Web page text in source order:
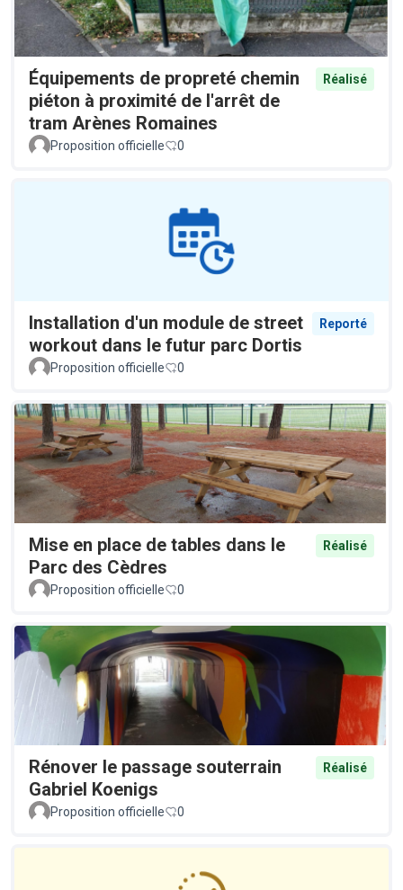
Équipements de propreté chemin
piéton à proximité de l'arrêt de
tram Arènes Romaines
Réalisé
Proposition officielle 0
Installation d'un module de street
workout dans le futur parc Dortis
Reporté
Proposition officielle 0
Mise en place de tables dans le
Parc des Cèdres
Réalisé
Proposition officielle 0
Rénover le passage souterrain
Gabriel Koenigs
Réalisé
Proposition officielle 0